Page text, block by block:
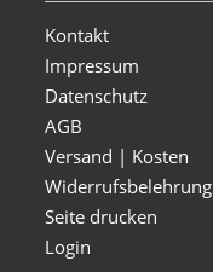
Kontakt
Impressum
Datenschutz
AGB
Versand | Kosten
Widerrufsbelehrung
Seite drucken
Login